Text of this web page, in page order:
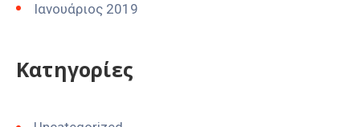
Ιανουάριος 2019
Kατηγορίες